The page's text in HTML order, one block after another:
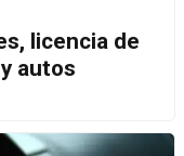
licencia de
autos